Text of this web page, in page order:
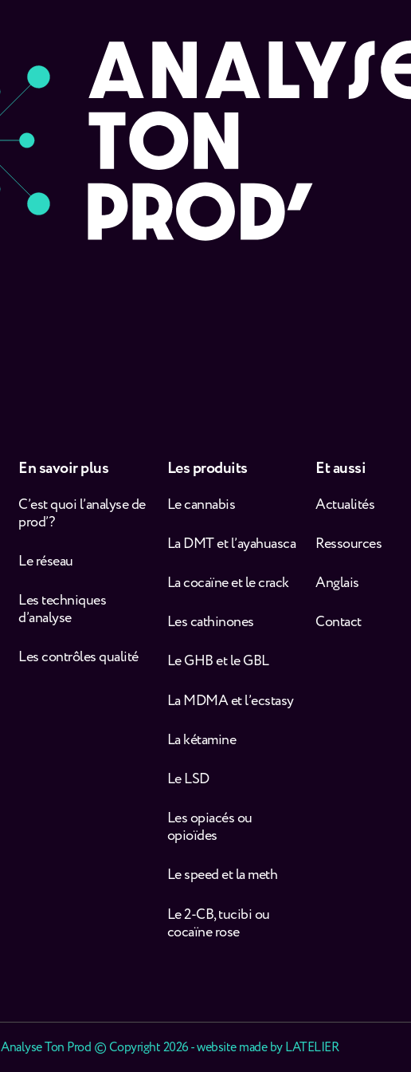
En savoir plus
C’est quoi l’analyse de
prod’ ?
Le réseau
Les techniques
d’analyse
Les contrôles qualité
Les produits
Le cannabis
La DMT et l’ayahuasca
La cocaïne et le crack
Les cathinones
Le GHB et le GBL
La MDMA et l’ecstasy
La kétamine
Le LSD
Les opiacés ou
opioïdes
Le speed et la meth
Le 2-CB, tucibi ou
cocaïne rose
Et aussi
Actualités
Ressources
Anglais
Contact
Analyse Ton Prod © Copyright 2026 - website made byLATELIER